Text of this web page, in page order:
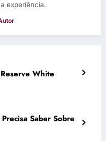
experiência.
White
Saber Sobre